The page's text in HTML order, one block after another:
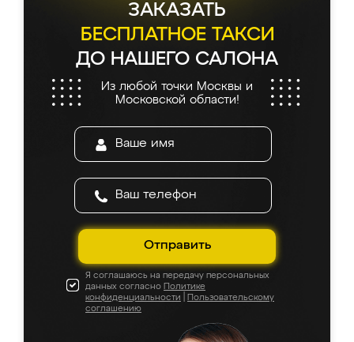
ЗАКАЗАТЬ
БЕСПЛАТНОЕ ТАКСИ
ДО НАШЕГО САЛОНА
Из любой точки Москвы и
Московской области!
Отправить
Я соглашаюсь на передачу персональных
данных согласно Политике
конфиденциальности
Пользовательскому
соглашению